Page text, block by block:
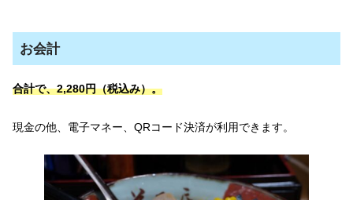
お会計
合計で、2,280円（税込み）。
現金の他、電子マネー、QRコード決済が利用できます。